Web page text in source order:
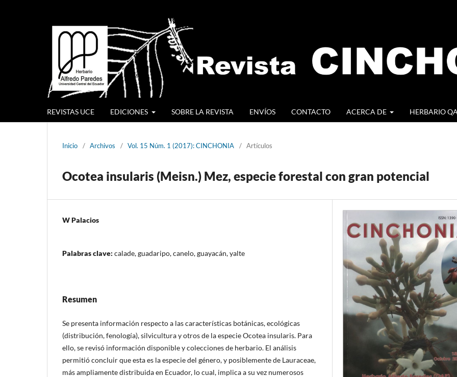
REVISTAS UCE EDICIONES SOBRE LA REVISTA ENVÍOS CONTACTO ACERCA DE HERBARIO
Inicio / Archivos / Vol. 15 Núm. 1 (2017): CINCHONIA / Artículos
Ocotea insularis (Meisn.) Mez, especie forestal con gran potencial
W Palacios
Palabras clave: calade, guadaripo, canelo, guayacán, yalte
Resumen
Se presenta información respecto a las características botánicas, ecológicas
(distribución, fenología), silvicultura y otros de la especie Ocotea insularis. Para
ello, se revisó información disponible y colecciones de herbario. El análisis
permitió concluir que esta es la especie del género, y posiblemente de Lauraceae,
más ampliamente distribuida en Ecuador, lo cual, implica a su vez numerosos